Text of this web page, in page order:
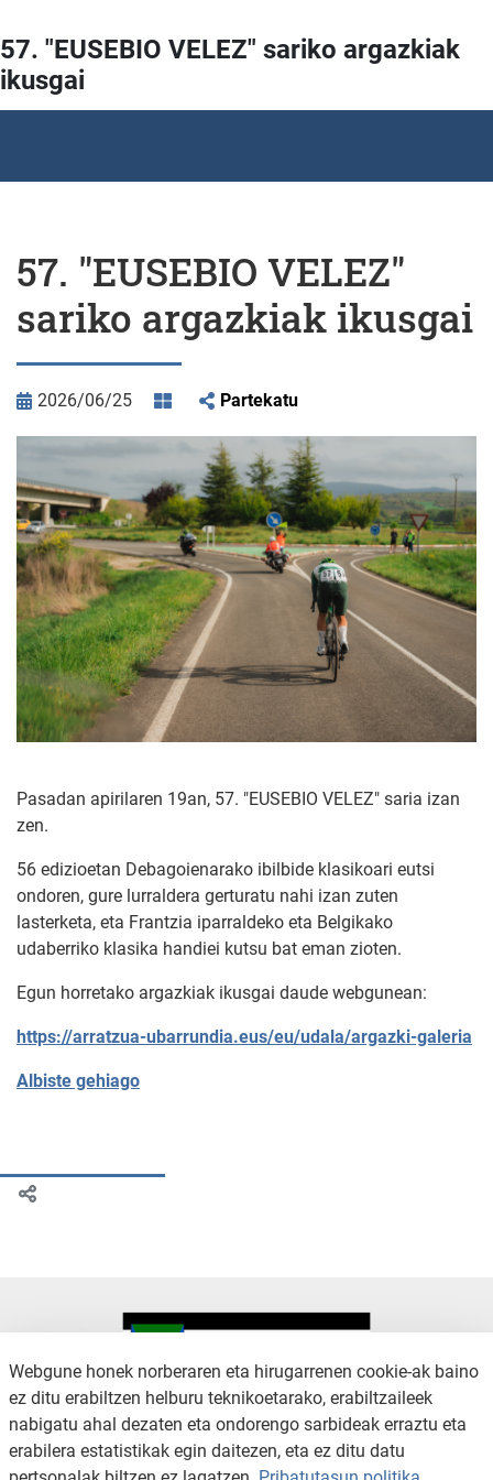
57. "EUSEBIO VELEZ" sariko argazkiak
ikusgai
57. "EUSEBIO VELEZ"
sariko argazkiak ikusgai
2026/06/25 Partekatu
Pasadan apirilaren 19an, 57. "EUSEBIO VELEZ" saria izan
zen.
56 edizioetan Debagoienarako ibilbide klasikoari eutsi
ondoren, gure lurraldera gerturatu nahi izan zuten
lasterketa, eta Frantzia iparraldeko eta Belgikako
udaberriko klasika handiei kutsu bat eman zioten.
Egun horretako argazkiak ikusgai daude webgunean:
https://arratzua-ubarrundia.eus/eu/udala/argazki-galeria
Albiste gehiago
KONTAKTUA
LEGE OHARRA
SALAKETA KANALA
PRIBATUTASUN POLITIKA
Webgune honek norberaren eta hirugarrenen cookie-ak baino
ez ditu erabiltzen helburu teknikoetarako, erabiltzaileek
nabigatu ahal dezaten eta ondorengo sarbideak erraztu eta
erabilera estatistikak egin daitezen, eta ez ditu datu